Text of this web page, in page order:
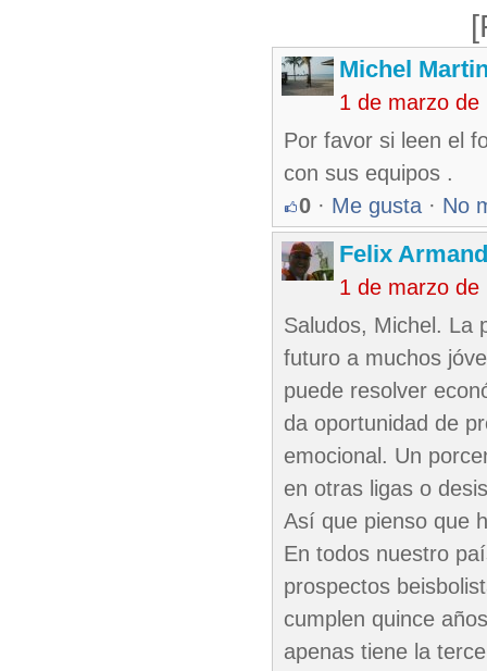
Michel
1 de marzo de
Por favor si leen el
con sus equipos .
0 · Me gusta · No
Felix
1 de marzo de
Saludos, Michel. La
futuro a muchos
puede resolver
da oportunidad de
emocional. Un
en otras ligas o
Así que pienso que
En todos nuestro
prospectos
cumplen quince
apenas tiene la